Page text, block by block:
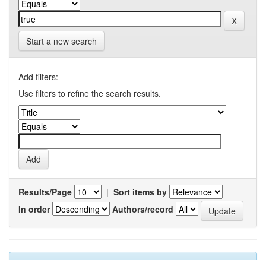
Start a new search
Add filters:
Use filters to refine the search results.
Results/Page | Sort items by
In order
Authors/record